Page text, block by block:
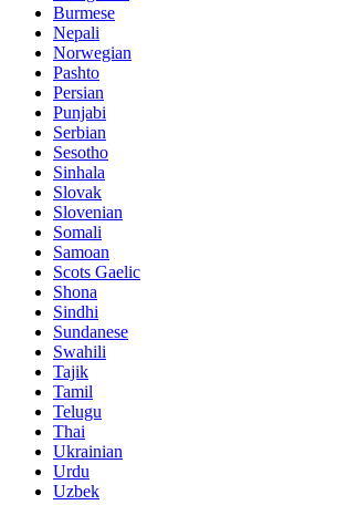
Burmese
Nepali
Norwegian
Pashto
Persian
Punjabi
Serbian
Sesotho
Sinhala
Slovak
Slovenian
Somali
Samoan
Scots Gaelic
Shona
Sindhi
Sundanese
Swahili
Tajik
Tamil
Telugu
Thai
Ukrainian
Urdu
Uzbek